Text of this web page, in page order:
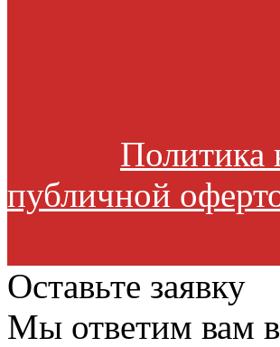
Политика
публичной
Оставьте заявку
Мы ответим вам